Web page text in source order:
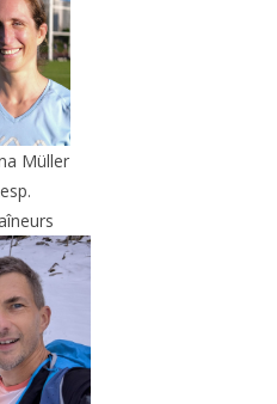
Müller